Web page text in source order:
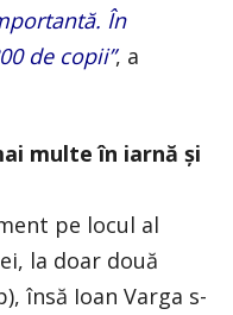
În
de copii”, a
multe în iarnă și
pe locul al
la doar două
însă Ioan Varga s-